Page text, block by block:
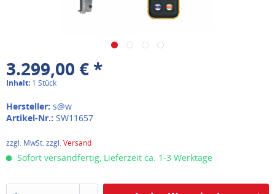
3.299,00 € *
Inhalt: 1 Stück
Hersteller: s@w
Artikel-Nr.: SW11657
zzgl. MwSt. zzgl.Versand
Sofort versandfertig, Lieferzeit ca. 1-3 Werktage